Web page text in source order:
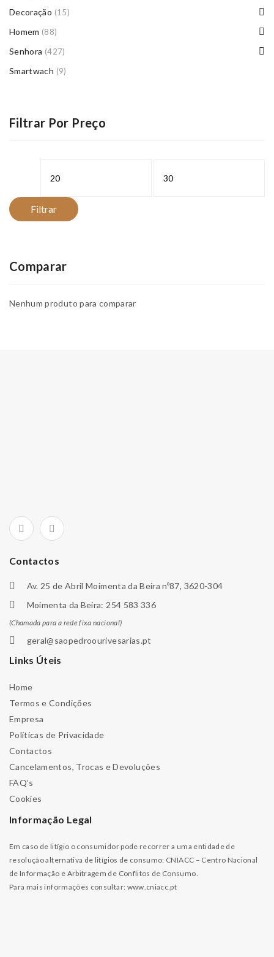
Decoração (15)
Homem (88)
Senhora (427)
Smartwach (9)
Filtrar Por Preço
Filtrar
Comparar
Nenhum produto para comparar
Contactos
Av. 25 de Abril Moimenta da Beira nº87, 3620-304
Moimenta da Beira: 254 583 336
(Chamada para a rede fixa nacional)
geral@saopedroourivesarias.pt
Links Úteis
Home
Termos e Condições
Empresa
Políticas de Privacidade
Contactos
Cancelamentos, Trocas e Devoluções
FAQ’s
Cookies
Informação Legal
Em caso de litígio o consumidor pode recorrer a uma entidade de
resolução alternativa de litígios de consumo: CNIACC – Centro Nacional
de Informação e Arbitragem de Conflitos de Consumo.
Para mais informações consultar: www.cniacc.pt